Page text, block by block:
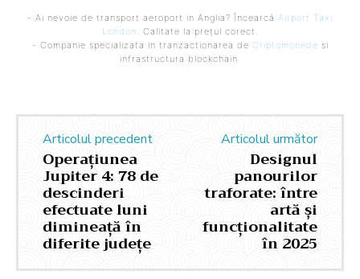
- Ai nevoie de transport aeroport in Anglia? Încearcă Airport Taxi
London. Calitate la prețul corect.
- Companie specializata in tranzactionarea de Criptomonede si
infrastructura blockchain.
Articolul precedent
Operațiunea
Jupiter 4: 78 de
descinderi
efectuate luni
dimineață în
diferite județe
Articolul următor
Designul
panourilor
traforate: între
artă și
funcționalitate
în 2025